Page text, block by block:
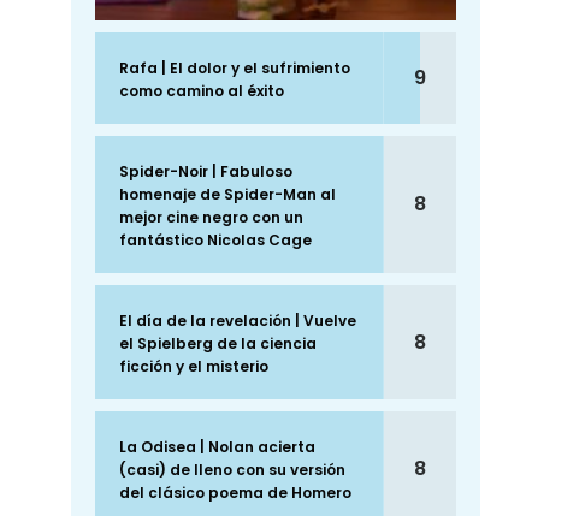
Rafa | El dolor y el sufrimiento
como camino al éxito
9
Spider-Noir | Fabuloso
homenaje de Spider-Man al
mejor cine negro con un
fantástico Nicolas Cage
8
El día de la revelación | Vuelve
el Spielberg de la ciencia
ficción y el misterio
8
La Odisea | Nolan acierta
(casi) de lleno con su versión
del clásico poema de Homero
8